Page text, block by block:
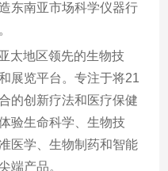
东南亚市场科学仪器行
太地区领先的生物技
展览平台。专注于将21
的创新疗法和医疗保健
验生命科学、生物技
医学、生物制药和智能
端产品。